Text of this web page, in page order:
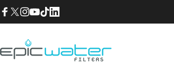
Direkt zum Inhalt
Epic Water Filters USA